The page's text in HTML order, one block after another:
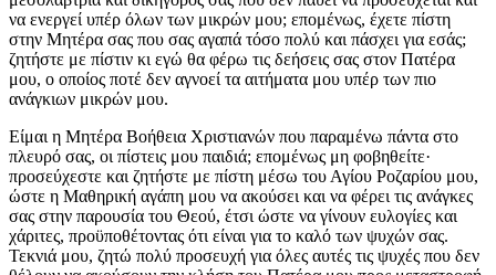
να ενεργεί υπέρ όλων των μικρών μου; επομένως, έχετε πίστη
στην Μητέρα σας που σας αγαπά τόσο πολύ και πάσχει για εσάς;
ζητήστε με πίστιν κι εγώ θα φέρω τις δεήσεις σας στον Πατέρα
μου, ο οποίος ποτέ δεν αγνοεί τα αιτήματα μου υπέρ των πιο
ανάγκιων μικρών μου.
Είμαι η Μητέρα Βοήθεια Χριστιανών που παραμένω πάντα στο
πλευρό σας, οι πίστεις μου παιδιά; επομένως μη φοβηθείτε·
προσεύχεστε και ζητήστε με πίστη μέσω του Αγίου Ροζαρίου μου,
ώστε η Μαθηρική αγάπη μου να ακούσει και να φέρει τις ανάγκες
σας στην παρουσία του Θεού, έτσι ώστε να γίνουν ευλογίες και
χάριτες, προϋποθέτοντας ότι είναι για το καλό των ψυχών σας.
Τεκνιά μου, ζητώ πολύ προσευχή για όλες αυτές τις ψυχές που δεν